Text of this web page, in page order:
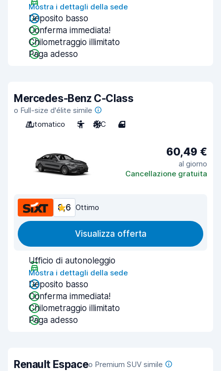
Mostra i dettagli della sede
Deposito basso
Conferma immediata!
Chilometraggio illimitato
Paga adesso
Mercedes-Benz C-Class
o Full-size d'élite simile
Automatico
5 A/C 4
60,49 €
al giorno
Cancellazione gratuita
8,6 Ottimo
Visualizza offerta
Ufficio di autonoleggio
Mostra i dettagli della sede
Deposito basso
Conferma immediata!
Chilometraggio illimitato
Paga adesso
Renault Espaceo Premium SUV simile